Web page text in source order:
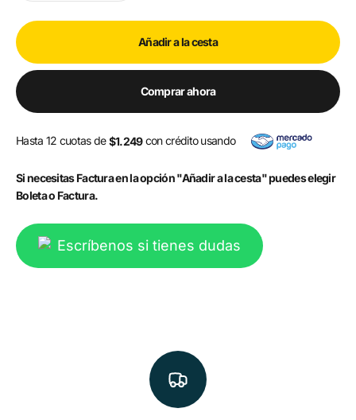
Añadir a la cesta
Comprar ahora
Hasta 12 cuotas de$1.249con crédito usando
Si necesitas Factura en la opción "Añadir a la cesta" puedes elegir
Boleta o Factura.
Escríbenos si tienes dudas